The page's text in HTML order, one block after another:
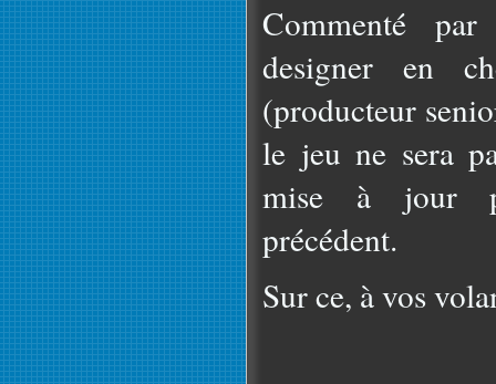
Commenté
designer en
(producteur
le jeu ne sera
mise à jour
précédent.
Sur ce, à vos